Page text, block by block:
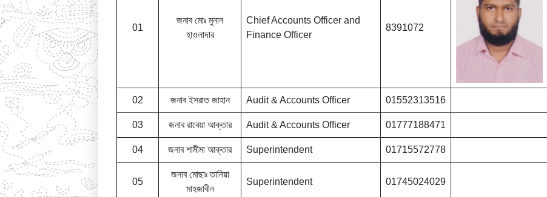
01
জনাব মোঃ মুনান
হাওলাদার
Chief Accounts Officer and
Finance Officer
8391072
02 জনাব ইসরাত জাহান Audit & Accounts Officer 01552313516
03 জনাব রাবেয়া আক্তার Audit & Accounts Officer 01777188471
04 জনাব শামীমা আক্তার Superintendent 01715572778
05
জনাব মোছাঃ তানিয়া
মাহজাবীন
Superintendent 01745024029